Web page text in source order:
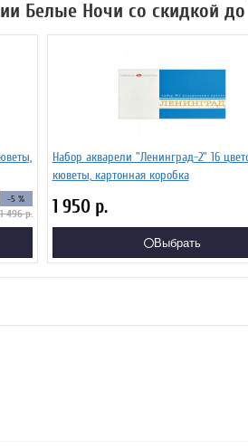
Белые Ночи со скидкой до
-5 %
1 496р.
Набор акварели "Ленинград-2" 16 цветов,
кюветы, картонная коробка
1 950 р.
Выбрать